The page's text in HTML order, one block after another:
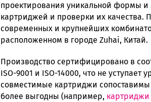
проектирования уникальной формы и
картриджей и проверки их качества.
современных и крупнейших
расположенном в городе Zuhai, Китай.
Производство сертифицировано в
ISO-9001 и ISO-14000, что не
совместимые картриджи сопоставимы
более выгодны (например, картриджи